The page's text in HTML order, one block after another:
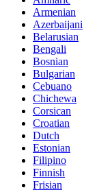
Armenian
Azerbaijani
Belarusian
Bengali
Bosnian
Bulgarian
Cebuano
Chichewa
Corsican
Croatian
Dutch
Estonian
Filipino
Finnish
Frisian